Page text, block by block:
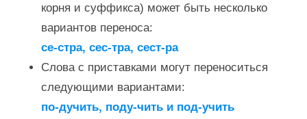
корня и суффикса) может быть несколько
вариантов переноса:
се-стра, сес-тра, сест-ра
Слова с приставками могут переноситься
следующими вариантами:
по-дучить, поду-чить и под-учить